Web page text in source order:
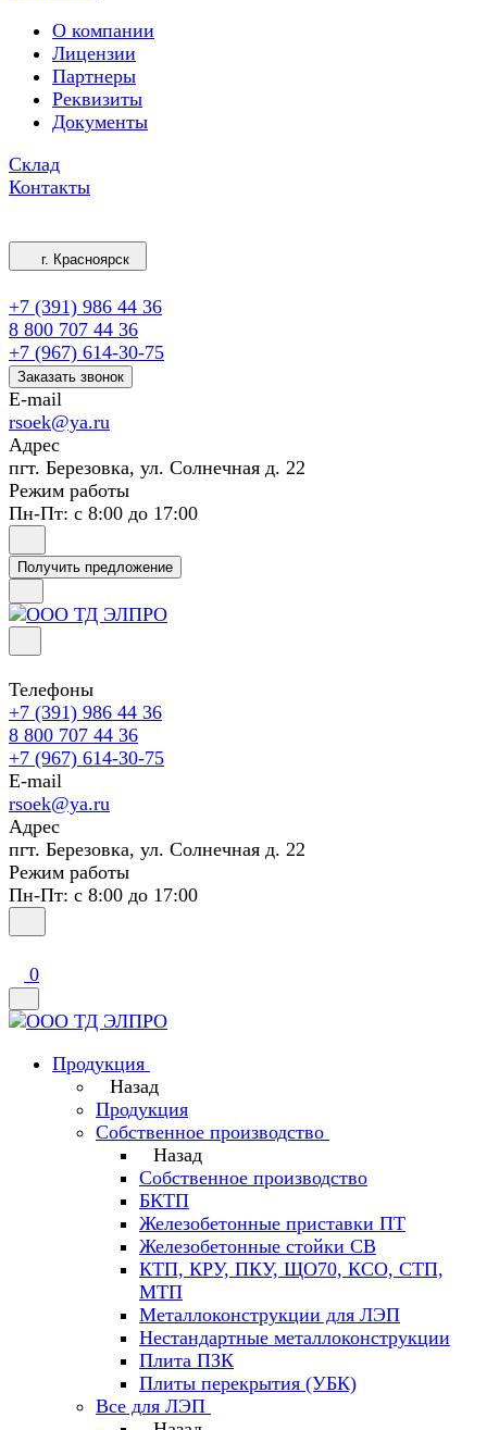
О компании
Лицензии
Партнеры
Реквизиты
Документы
Склад
Контакты
г. Красноярск
+7 (391) 986 44 36
8 800 707 44 36
+7 (967) 614-30-75
Заказать звонок
E-mail
rsoek@ya.ru
Адрес
пгт. Березовка, ул. Солнечная д. 22
Режим работы
Пн-Пт: с 8:00 до 17:00
Получить предложение
Телефоны
+7 (391) 986 44 36
8 800 707 44 36
+7 (967) 614-30-75
E-mail
rsoek@ya.ru
Адрес
пгт. Березовка, ул. Солнечная д. 22
Режим работы
Пн-Пт: с 8:00 до 17:00
0
Продукция
Назад
Продукция
Собственное производство
Назад
Собственное производство
БКТП
Железобетонные приставки ПТ
Железобетонные стойки СВ
КТП, КРУ, ПКУ, ЩО70, КСО, СТП,
МТП
Металлоконструкции для ЛЭП
Нестандартные металлоконструкции
Плита ПЗК
Плиты перекрытия (УБК)
Все для ЛЭП